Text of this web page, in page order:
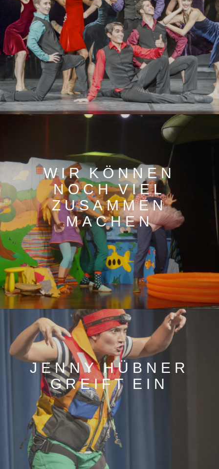
WIR KÖNNEN
NOCH VIEL
ZUSAMMEN
MACHEN
JENNY HÜBNER
GREIFT EIN